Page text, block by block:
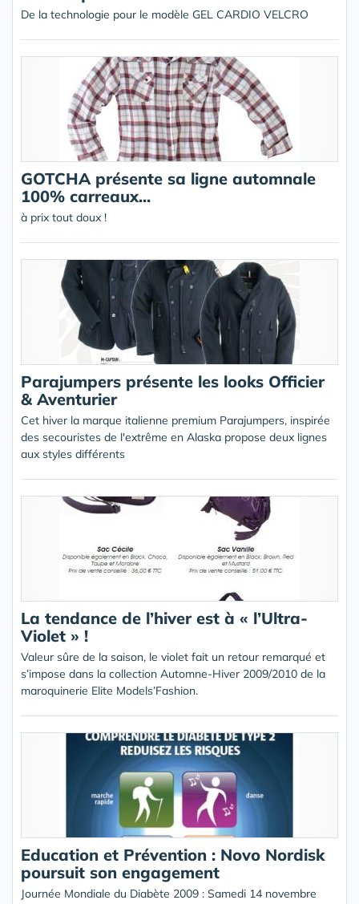
De la technologie pour le modèle GEL CARDIO VELCRO
GOTCHA présente sa ligne automnale
100% carreaux...
à prix tout doux !
Parajumpers présente les looks Officier
& Aventurier
Cet hiver la marque italienne premium Parajumpers, inspirée
des secouristes de l'extrême en Alaska propose deux lignes
aux styles différents
La tendance de l’hiver est à « l’Ultra-
Violet » !
Valeur sûre de la saison, le violet fait un retour remarqué et
s’impose dans la collection Automne-Hiver 2009/2010 de la
maroquinerie Elite Models’Fashion.
Education et Prévention : Novo Nordisk
poursuit son engagement
Journée Mondiale du Diabète 2009 : Samedi 14 novembre